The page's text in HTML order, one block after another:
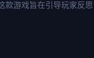
款游戏旨在引导玩家反